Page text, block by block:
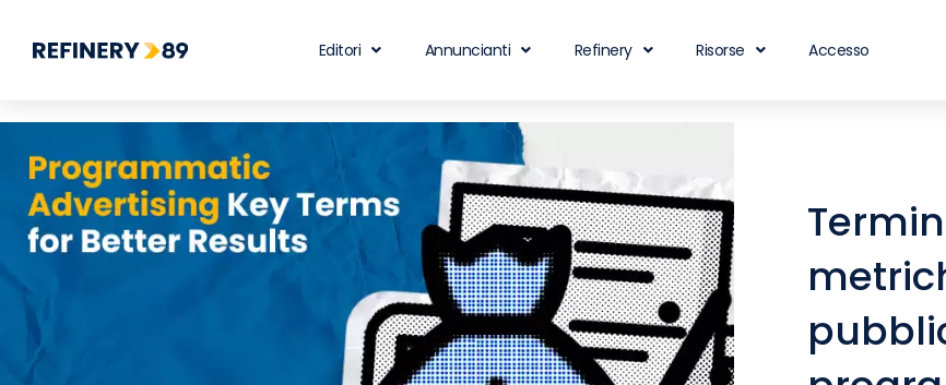
Editori Annuncianti Refinery Risorse Accesso